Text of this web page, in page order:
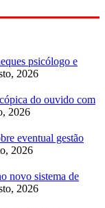
psicólogo e
2026
do ouvido com
2026
eventual gestão
2026
novo sistema de
2026